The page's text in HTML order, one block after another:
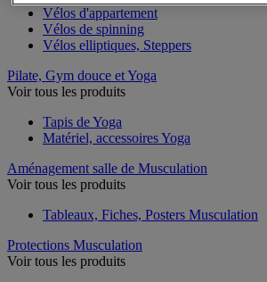
Vélos d'appartement
Vélos de spinning
Vélos elliptiques, Steppers
Pilate, Gym douce et Yoga
Voir tous les produits
Tapis de Yoga
Matériel, accessoires Yoga
Aménagement salle de Musculation
Voir tous les produits
Tableaux, Fiches, Posters Musculation
Protections Musculation
Voir tous les produits